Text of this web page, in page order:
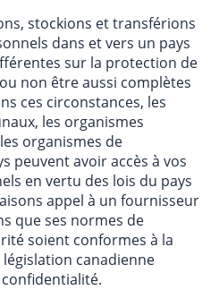
stockions et transférions
dans et vers un pays
sur la protection de
non être aussi complètes
ces circonstances, les
les organismes
organismes de
peuvent avoir accès à vos
en vertu des lois du pays
appel à un fournisseur
que ses normes de
soient conformes à la
canadienne